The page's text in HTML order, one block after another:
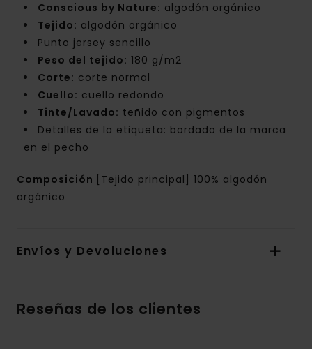
Conscious by Nature: algodón orgánico
Tejido: algodón orgánico
Punto jersey sencillo
Peso del tejido: 180 g/m2
Corte: corte normal
Cuello: cuello redondo
Tinte/Lavado: teñido con pigmentos
Detalles de la etiqueta: bordado de la marca
en el pecho
Composición
[Tejido principal] 100% algodón
orgánico
Envíos y Devoluciones
Reseñas de los clientes